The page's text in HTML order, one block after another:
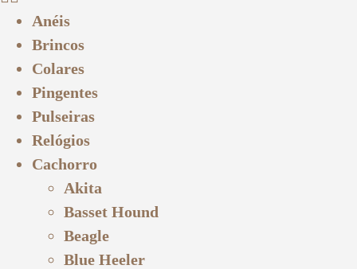
Anéis
Brincos
Colares
Pingentes
Pulseiras
Relógios
Cachorro
Akita
Basset Hound
Beagle
Blue Heeler